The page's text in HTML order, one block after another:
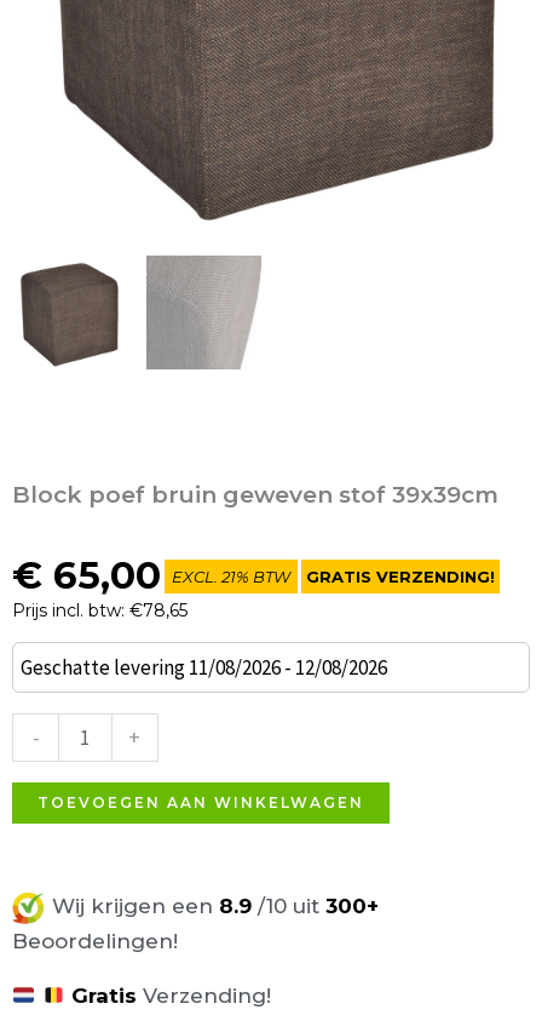
Block poef bruin geweven stof 39x39cm
€ 65,00
Prijs incl. btw: €78,65
EXCL. 21% BTW GRATIS VERZENDING!
Geschatte levering 11/08/2026 - 12/08/2026
-
Block
poef
geweven
stof
39x39cm
+
TOEVOEGEN AAN WINKELWAGEN
Wij krijgen een 8.9 /10 uit 300+
Beoordelingen!
Gratis Verzending!